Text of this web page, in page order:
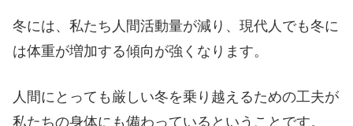
冬には、私たち人間活動量が減り、現代人でも冬に
は体重が増加する傾向が強くなります。
人間にとっても厳しい冬を乗り越えるための工夫が
私たちの身体にも備わっているということです。